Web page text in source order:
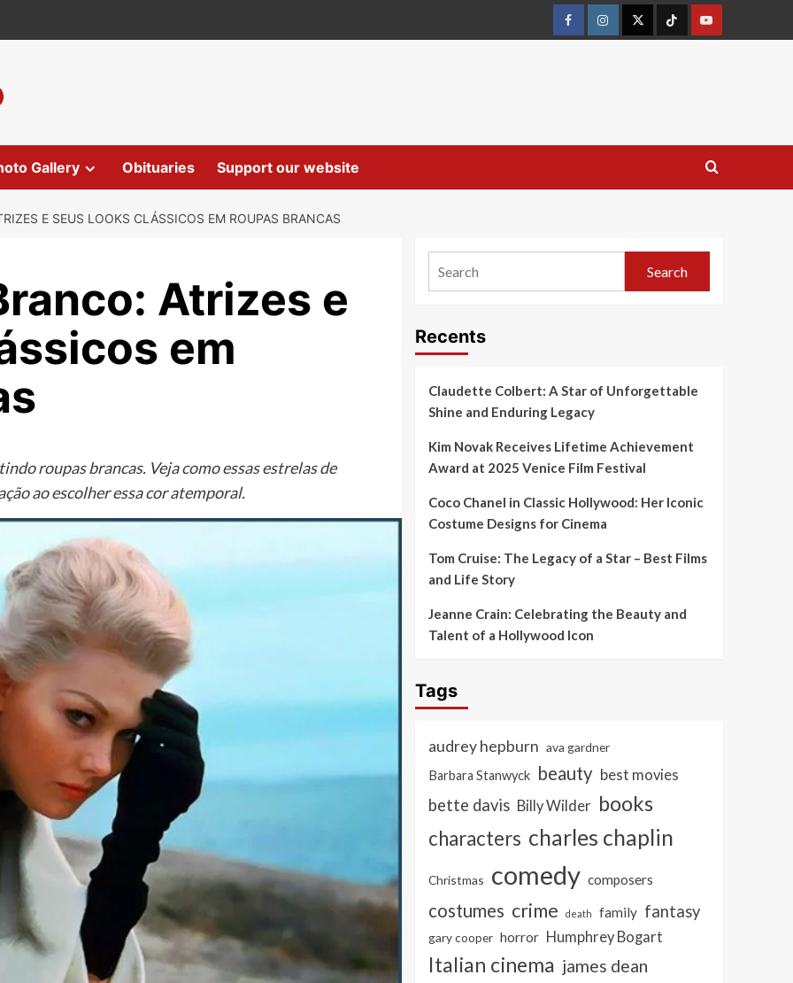
Gallery Obituaries Support our website
E SEUS LOOKS CLÁSSICOS EM ROUPAS BRANCAS
Atrizes e
em
roupas brancas. Veja como essas estrelas de
ao escolher essa cor atemporal.
Search
Recents
Claudette Colbert: A Star of Unforgettable
Shine and Enduring Legacy
Kim Novak Receives Lifetime Achievement
Award at 2025 Venice Film Festival
Coco Chanel in Classic Hollywood: Her Iconic
Costume Designs for Cinema
Tom Cruise: The Legacy of a Star – Best Films
and Life Story
Jeanne Crain: Celebrating the Beauty and
Talent of a Hollywood Icon
Tags
audrey hepburn ava gardner
Barbara Stanwyck
beauty best movies
bette davis Billy Wilder books
characters charles chaplin
Christmas comedy composers
costumes crime death family fantasy
gary cooper horror Humphrey Bogart
Italian cinema james dean